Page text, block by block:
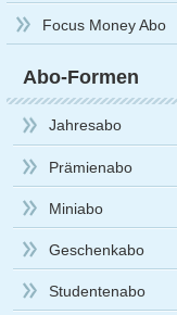
Focus Money Abo
Abo-Formen
Jahresabo
Prämienabo
Miniabo
Geschenkabo
Studentenabo